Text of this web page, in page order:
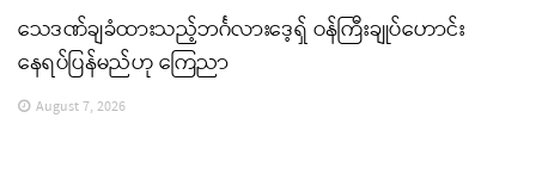
သေဒဏ်ချခံထားသည့်ဘင်္ဂလားဒေ့ရှ် ဝန်ကြီးချုပ်ဟောင်း
နေရပ်ပြန်မည်ဟု ကြေညာ
August 7, 2026